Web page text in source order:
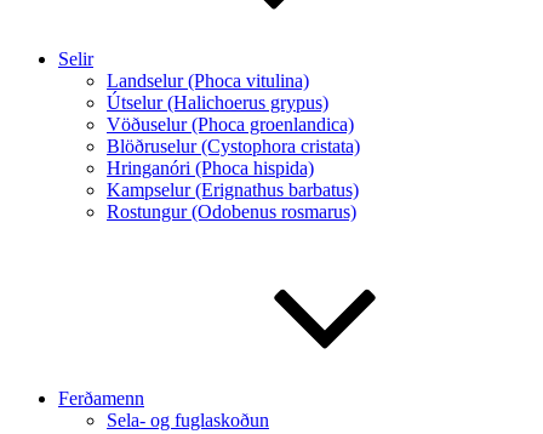
Selir
Landselur (Phoca vitulina)
Útselur (Halichoerus grypus)
Vöðuselur (Phoca groenlandica)
Blöðruselur (Cystophora cristata)
Hringanóri (Phoca hispida)
Kampselur (Erignathus barbatus)
Rostungur (Odobenus rosmarus)
Ferðamenn
Sela- og fuglaskoðun